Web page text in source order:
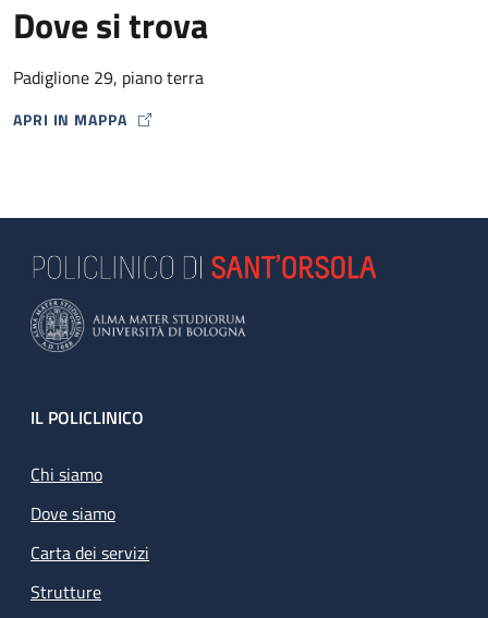
Dove si trova
Padiglione 29, piano terra
APRI IN MAPPA
MAP ICON
Footer
IL POLICLINICO
Chi siamo
Dove siamo
Carta dei servizi
Strutture